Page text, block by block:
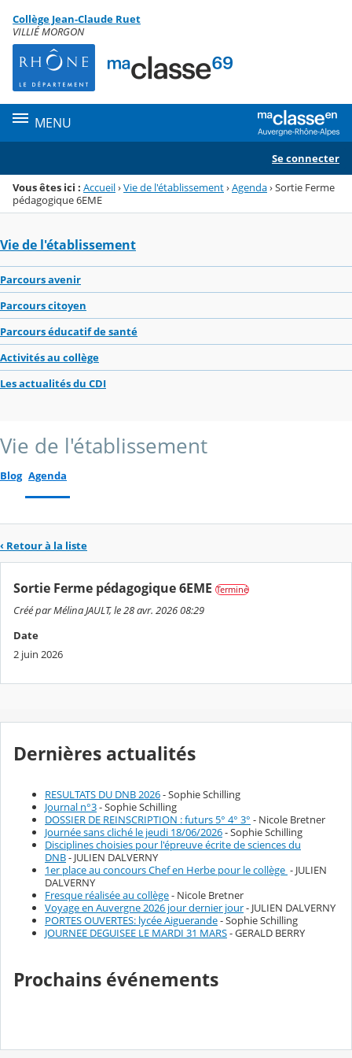
Menu de la rubrique
Contenu
Collège Jean-Claude Ruet
VILLIÉ MORGON
MENU
Se connecter
Vous êtes ici : Accueil›Vie de l'établissement›Agenda›Sortie Ferme
pédagogique 6EME
Vie de l'établissement
Parcours avenir
Parcours citoyen
Parcours éducatif de santé
Activités au collège
Les actualités du CDI
Vie de l'établissement
Blog Agenda
‹ Retour à la liste
Sortie Ferme pédagogique 6EME Terminé
Créé par Mélina JAULT, le 28 avr. 2026 08:29
Date
2 juin 2026
Dernières actualités
RESULTATS DU DNB 2026- Sophie Schilling
Journal n°3- Sophie Schilling
DOSSIER DE REINSCRIPTION : futurs 5° 4° 3° - Nicole Bretner
Journée sans cliché le jeudi 18/06/2026- Sophie Schilling
Disciplines choisies pour l'épreuve écrite de sciences du
DNB- JULIEN DALVERNY
1er place au concours Chef en Herbe pour le collège - JULIEN
DALVERNY
Fresque réalisée au collège- Nicole Bretner
Voyage en Auvergne 2026 jour dernier jour- JULIEN DALVERNY
PORTES OUVERTES: lycée Aiguerande- Sophie Schilling
JOURNEE DEGUISEE LE MARDI 31 MARS- GERALD BERRY
Prochains événements